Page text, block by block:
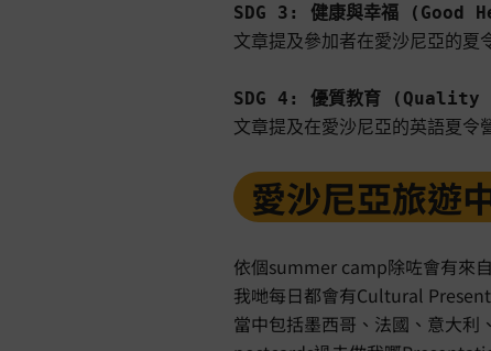
SDG 3: 健康與幸福
文章提及參加者在愛沙尼亞的夏
SDG 4: 優質教育
文章提及在愛沙尼亞的英語夏令
愛沙尼亞旅遊
依個summer camp除咗會有來
我哋每日都會有Cultural
當中包括墨西哥、法國、意大利